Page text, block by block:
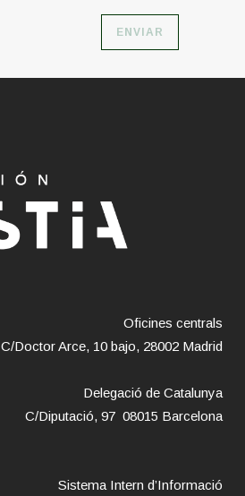
Oficines centrals
C/Doctor Arce, 10 bajo, 28002 Madrid
Delegació de Catalunya
C/Diputació, 97 08015 Barcelona
Sistema Intern d’Informació